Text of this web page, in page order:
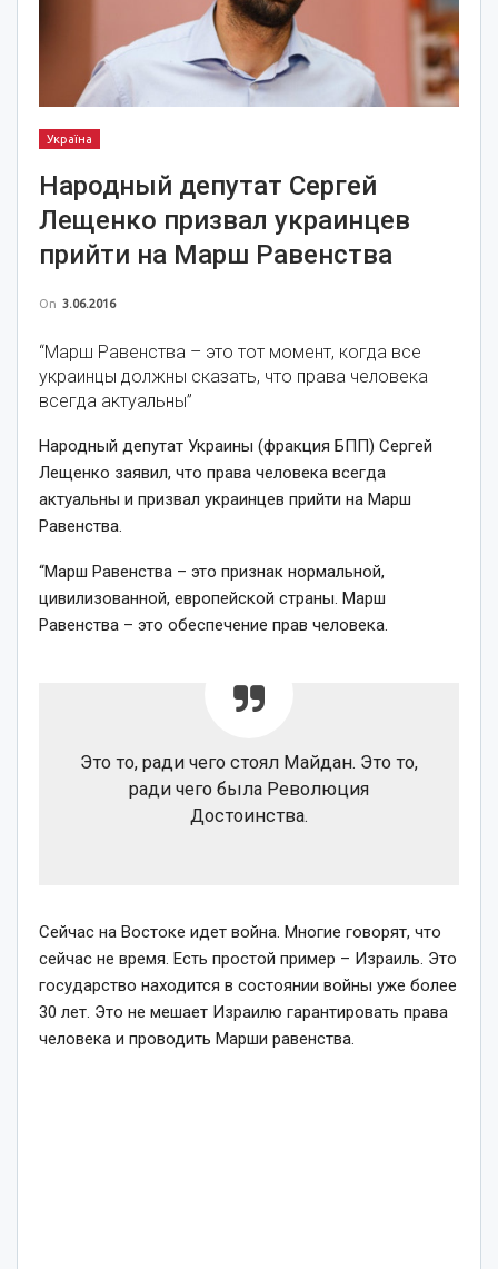
Україна
Народный депутат Сергей
Лещенко призвал украинцев
прийти на Марш Равенства
On 3.06.2016
“Марш Равенства – это тот момент, когда все
украинцы должны сказать, что права человека
всегда актуальны”
Народный депутат Украины (фракция БПП) Сергей
Лещенко заявил, что права человека всегда
актуальны и призвал украинцев прийти на Марш
Равенства.
“Марш Равенства – это признак нормальной,
цивилизованной, европейской страны. Марш
Равенства – это обеспечение прав человека.
Это то, ради чего стоял Майдан. Это то,
ради чего была Революция
Достоинства.
Сейчас на Востоке идет война. Многие говорят, что
сейчас не время. Есть простой пример – Израиль. Это
государство находится в состоянии войны уже более
30 лет. Это не мешает Израилю гарантировать права
человека и проводить Марши равенства.